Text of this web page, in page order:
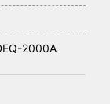
2000A